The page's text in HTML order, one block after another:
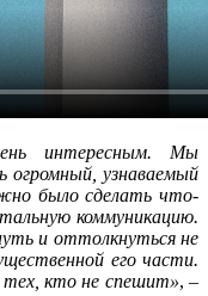
интересным. Мы
огромный, узнаваемый
было сделать что-
коммуникацию.
и оттолкнуться не
его части.
тех, кто не спешит», –